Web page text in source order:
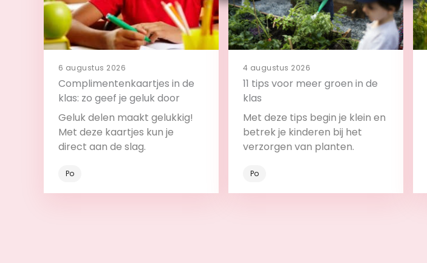
6 augustus 2026
Complimentenkaartjes in de
klas: zo geef je geluk door
Geluk delen maakt gelukkig!
Met deze kaartjes kun je
direct aan de slag.
Po
4 augustus 2026
11 tips voor meer groen in de
klas
Met deze tips begin je klein en
betrek je kinderen bij het
verzorgen van planten.
Po